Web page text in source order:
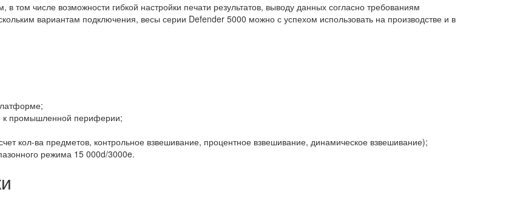
том числе возможности гибкой настройки печати результатов, выводу данных согласно требованиям
вариантам подключения, весы серии Defender 5000 можно с успехом использовать на производстве и в
к промышленной периферии;
кол-ва предметов, контрольное взвешивание, процентное взвешивание, динамическое взвешивание);
режима 15 000d/3000e.